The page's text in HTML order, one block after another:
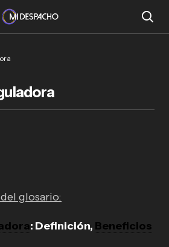
glosario:
: Definición, Beneficios